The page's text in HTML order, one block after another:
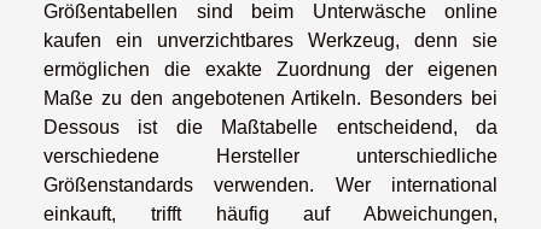
Größentabellen sind beim Unterwäsche online
kaufen ein unverzichtbares Werkzeug, denn sie
ermöglichen die exakte Zuordnung der eigenen
Maße zu den angebotenen Artikeln. Besonders bei
Dessous ist die Maßtabelle entscheidend, da
verschiedene Hersteller unterschiedliche
Größenstandards verwenden. Wer international
einkauft, trifft häufig auf Abweichungen,